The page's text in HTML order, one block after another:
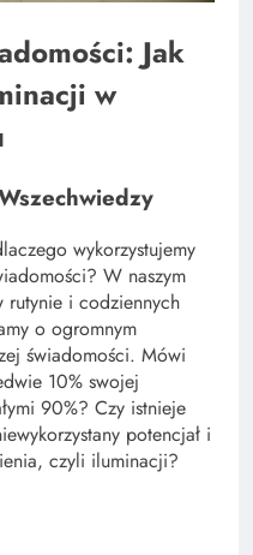
Jak
w
wykorzystujemy
W naszym
rutynie i codziennych
o ogromnym
świadomości. Mówi
10% swojej
90%? Czy istnieje
potencjał i
czyli iluminacji?